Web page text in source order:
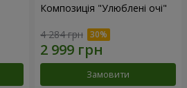
Композиція "Улюблені очі"
4 284 грн
Замовити